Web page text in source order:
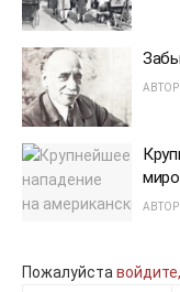
АВТОР
АВТОР
Пожалуйставойдите,